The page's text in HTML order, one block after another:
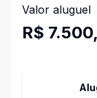
Valor aluguel
R$